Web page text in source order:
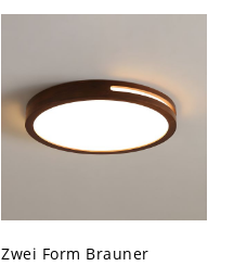
Weißlicht Rund
Zwei Form Brauner